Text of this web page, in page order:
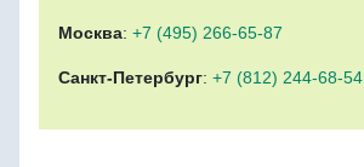
Москва: +7 (495) 266-65-87
Санкт-Петербург: +7 (812) 244-68-54